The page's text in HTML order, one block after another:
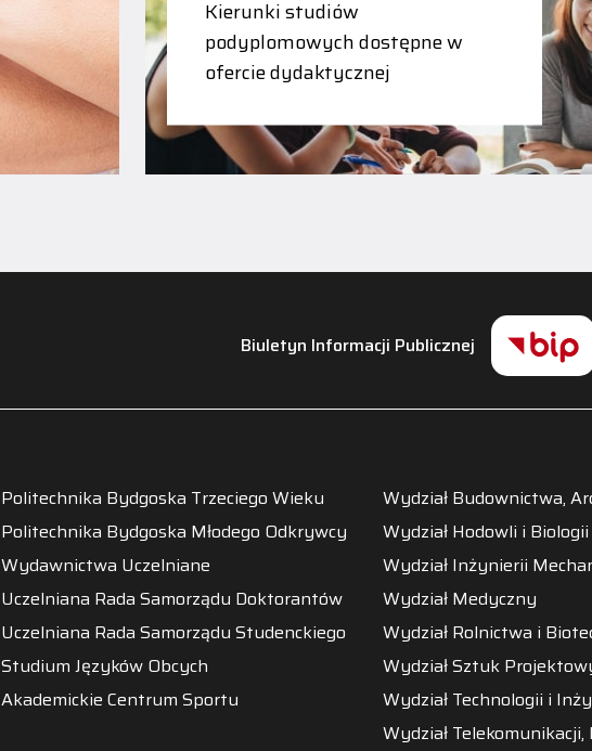
Kierunki studiów
podyplomowych dostępne w
ofercie dydaktycznej
Biuletyn Informacji Publicznej
Politechnika Bydgoska Trzeciego Wieku
Politechnika Bydgoska Młodego Odkrywcy
Wydawnictwa Uczelniane
Uczelniana Rada Samorządu Doktorantów
Uczelniana Rada Samorządu Studenckiego
Studium Języków Obcych
Akademickie Centrum Sportu
Wydział Budownictwa,
Wydział Hodowli i
Wydział Inżynierii
Wydział Medyczny
Wydział Rolnictwa i
Wydział Sztuk
Wydział Technologii i
Wydział